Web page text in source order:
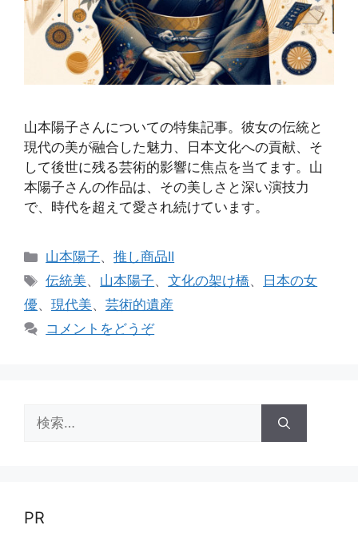
山本陽子さんについての特集記事。彼女の伝統と
現代の美が融合した魅力、日本文化への貢献、そ
して後世に残る芸術的影響に焦点を当てます。山
本陽子さんの作品は、その美しさと深い演技力
で、時代を超えて愛され続けています。
カ
テ
リ
ー
山本陽子、推し商品II
タ
グ
伝統美、 山本陽子、文化の架け橋、
日本の女
優、 現代美、 芸術的遺産
コメントをどうぞ
索:
PR